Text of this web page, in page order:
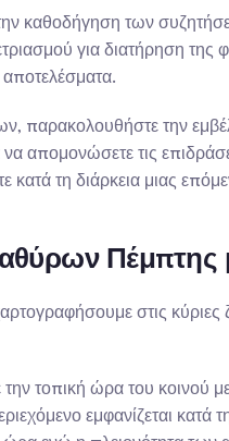
καθοδήγηση των
για διατήρηση
αποτελέσματα.
την
απομονώσετε τις
τη διάρκεια μιας
Πέμπτης
στις κύριες
τοπική ώρα του κοινού
εμφανίζεται